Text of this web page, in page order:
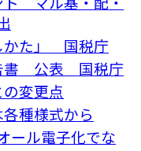
かた」 国税庁
書 公表 国税庁
変更点
種様式から
ール電子化でな